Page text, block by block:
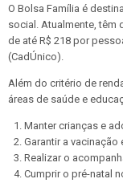
O Bolsa Família é
social. Atualmente, têm
de até R$ 218 por
(CadÚnico).
Além do critério de
áreas de saúde e
Manter crianças e
Garantir a vacinação
Realizar o
Cumprir o pré-natal